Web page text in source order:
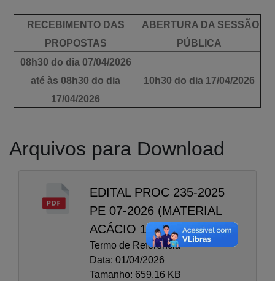
RECEBIMENTO DAS
PROPOSTAS
ABERTURA DA SESSÃO
PÚBLICA
08h30 do dia 07/04/2026
até às 08h30 do dia
17/04/2026
10h30 do dia 17/04/2026
Arquivos para Download
EDITAL PROC 235-2025
PE 07-2026 (MATERIAL
ACÁCIO 1)
Termo de Referência
Data: 01/04/2026
Tamanho: 659.16 KB